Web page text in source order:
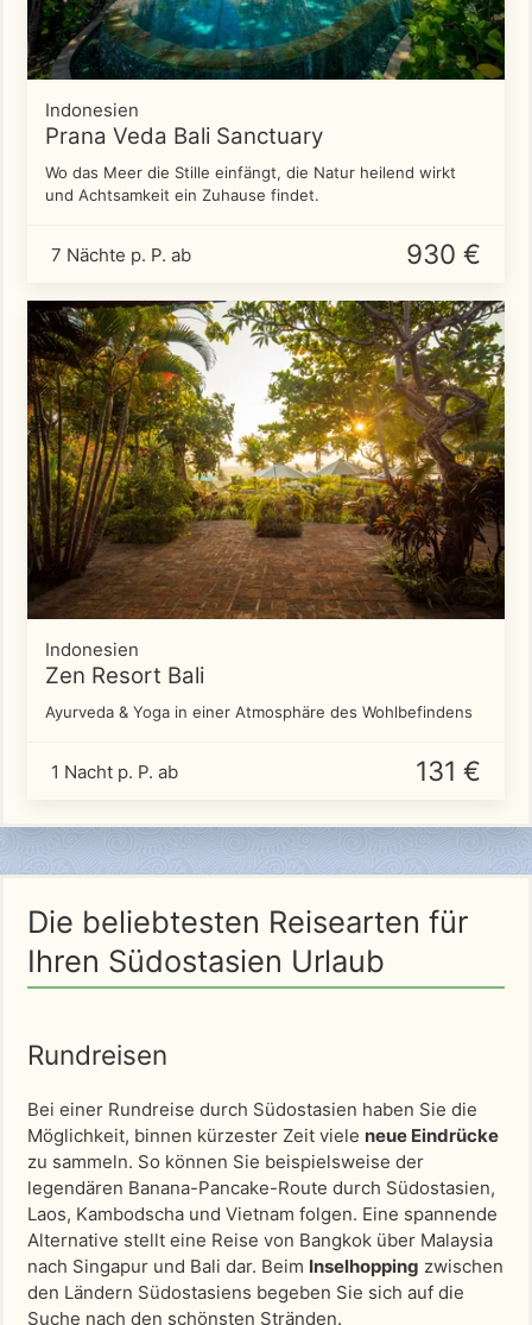
Indonesien
Prana Veda Bali Sanctuary
Wo das Meer die Stille einfängt, die Natur heilend wirkt
und Achtsamkeit ein Zuhause findet.
7 Nächte p. P. ab 930 €
Indonesien
Zen Resort Bali
Ayurveda & Yoga in einer Atmosphäre des Wohlbefindens
1 Nacht p. P. ab 131 €
Die beliebtesten Reisearten für
Ihren Südostasien Urlaub
Rundreisen
Bei einer Rundreise durch Südostasien haben Sie die
Möglichkeit, binnen kürzester Zeit viele neue Eindrücke
zu sammeln. So können Sie beispielsweise der
legendären Banana-Pancake-Route durch Südostasien,
Laos, Kambodscha und Vietnam folgen. Eine spannende
Alternative stellt eine Reise von Bangkok über Malaysia
nach Singapur und Bali dar. Beim Inselhopping zwischen
den Ländern Südostasiens begeben Sie sich auf die
Suche nach den schönsten Stränden.